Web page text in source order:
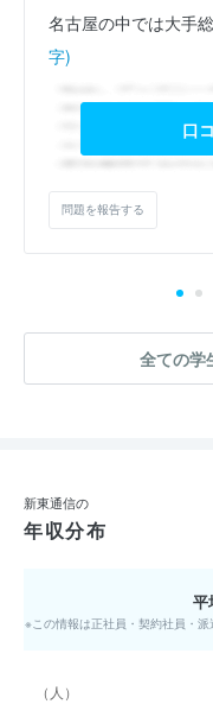
名古屋の中では大手
字)
口
問題を報告する
全ての学
新東通信の
年収分布
平
※この情報は正社員・契約社員・派
（人）